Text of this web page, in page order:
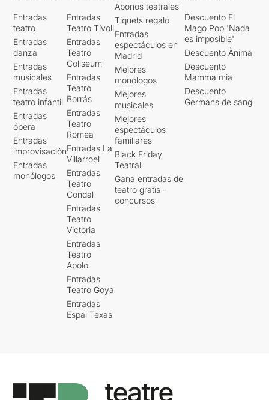
Entradas
teatro
Entradas
danza
Entradas
musicales
Entradas
teatro infantil
Entradas
ópera
Entradas
improvisación
Entradas
monólogos
Entradas
Teatro Tívoli
Entradas
Teatro
Coliseum
Entradas
Teatro
Borrás
Entradas
Teatro
Romea
Entradas La
Villarroel
Entradas
Teatro
Condal
Entradas
Teatro
Victòria
Entradas
Teatro
Apolo
Entradas
Teatro Goya
Entradas
Espai Texas
Abonos teatrales
Tiquets regalo
Entradas
espectáculos en
Madrid
Mejores
monólogos
Mejores
musicales
Mejores
espectáculos
familiares
Black Friday
Teatral
Gana entradas de
teatro gratis -
concursos
Descuento El
Mago Pop 'Nada
es imposible'
Descuento Ànima
Descuento
Mamma mia
Descuento
Germans de sang